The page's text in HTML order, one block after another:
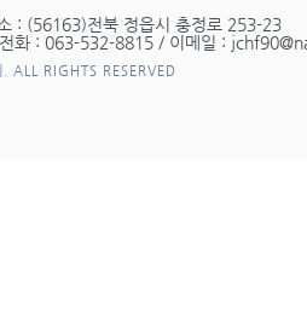
: (56163)전북 정읍시 충정로 253-23
화 : 063-532-8815 / 이메일 :
ALL RIGHTS RESERVED